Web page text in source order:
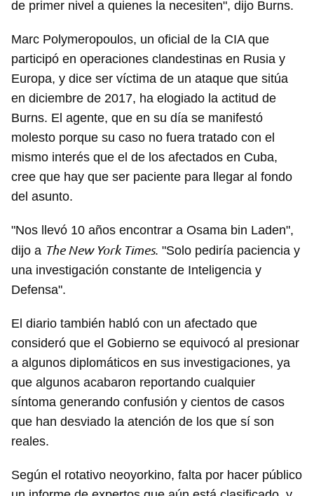
de primer nivel a quienes la necesiten", dijo Burns.
Marc Polymeropoulos, un oficial de la CIA que
participó en operaciones clandestinas en Rusia y
Europa, y dice ser víctima de un ataque que sitúa
en diciembre de 2017, ha elogiado la actitud de
Burns. El agente, que en su día se manifestó
molesto porque su caso no fuera tratado con el
mismo interés que el de los afectados en Cuba,
cree que hay que ser paciente para llegar al fondo
del asunto.
"Nos llevó 10 años encontrar a Osama bin Laden",
dijo a The New York Times. "Solo pediría paciencia y
una investigación constante de Inteligencia y
Defensa".
El diario también habló con un afectado que
consideró que el Gobierno se equivocó al presionar
a algunos diplomáticos en sus investigaciones, ya
que algunos acabaron reportando cualquier
síntoma generando confusión y cientos de casos
que han desviado la atención de los que sí son
reales.
Según el rotativo neoyorkino, falta por hacer público